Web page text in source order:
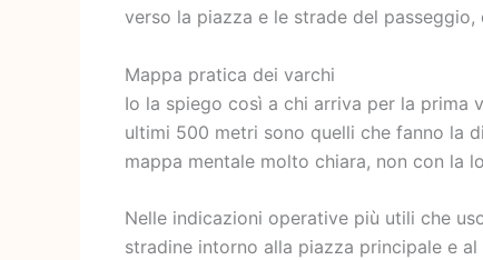
verso la piazza e le strade del
Mappa pratica dei varchi
Io la spiego così a chi arriva per la prima
ultimi 500 metri sono quelli che fanno la
mappa mentale molto chiara, non con la
Nelle indicazioni operative più utili che
stradine intorno alla piazza principale e